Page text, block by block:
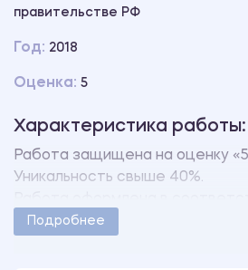
правительстве РФ
Год: 2018
Оценка: 5
Характеристика работы:
Работа защищена на оценку
Уникальность свыше 40%.
методическими указаниями
Подробнее